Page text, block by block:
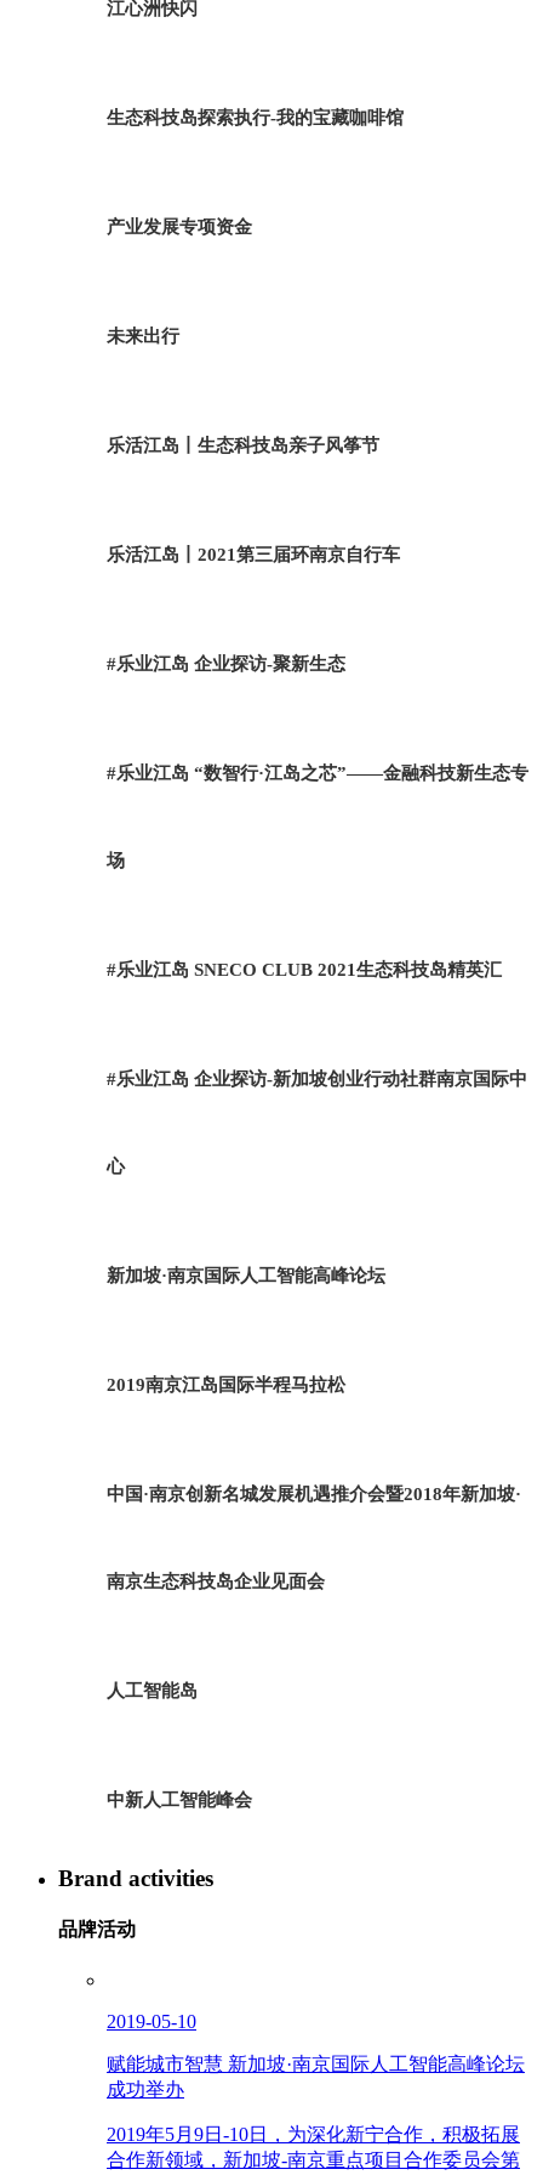
江心洲快闪
生态科技岛探索执行-我的宝藏咖啡馆
产业发展专项资金
未来出行
乐活江岛丨生态科技岛亲子风筝节
乐活江岛丨2021第三届环南京自行车
#乐业江岛 企业探访-聚新生态
#乐业江岛 “数智行·江岛之芯”——金融科技新生态专
场
#乐业江岛 SNECO CLUB 2021生态科技岛精英汇
#乐业江岛 企业探访-新加坡创业行动社群南京国际中
心
新加坡·南京国际人工智能高峰论坛
2019南京江岛国际半程马拉松
中国·南京创新名城发展机遇推介会暨2018年新加坡·
南京生态科技岛企业见面会
人工智能岛
中新人工智能峰会
Brand activities
品牌活动
2019-05-10
赋能城市智慧 新加坡·南京国际人工智能高峰论坛
成功举办
2019年5月9日-10日，为深化新宁合作，积极拓展
合作新领域，新加坡-南京重点项目合作委员会第